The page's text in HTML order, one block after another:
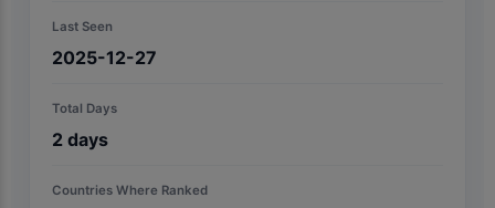
Last Seen
2025-12-27
Total Days
2 days
Countries Where Ranked